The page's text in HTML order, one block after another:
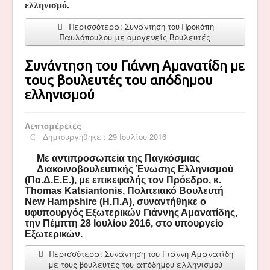
ελληνισμό.
Περισσότερα: Συνάντηση του Προκόπη
Παυλόπουλου με ομογενείς Βουλευτές
Συνάντηση του Γιάννη Αμανατίδη με
τους βουλευτές του απόδημου
ελληνισμού
Λεπτομέρειες
Δημιουργήθηκε : 29 Ιουλίου 2016
Με αντιπροσωπεία της Παγκόσμιας
Διακοινοβουλευτικής Ένωσης Ελληνισμού
(Πα.Δ.Ε.Ε.), με επικεφαλής τον Πρόεδρο, κ.
Thomas Katsiantonis, Πολιτειακό Βουλευτή
New Hampshire (Η.Π.Α), συναντήθηκε ο
υφυπουργός Εξωτερικών Γιάννης Αμανατίδης,
την Πέμπτη 28 Ιουλίου 2016, στο υπουργείο
Εξωτερικών.
Περισσότερα: Συνάντηση του Γιάννη Αμανατίδη
με τους βουλευτές του απόδημου ελληνισμού